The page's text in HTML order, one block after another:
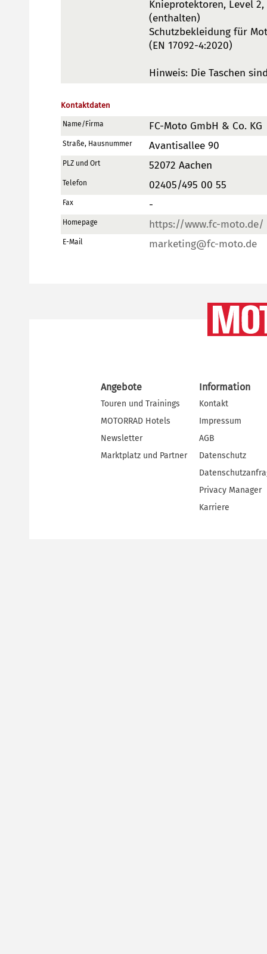
Knieprotektoren, Level 2,
(enthalten)
Schutzbekleidung für
(EN 17092-4:2020)
Hinweis: Die Taschen
Kontaktdaten
Name/Firma FC-Moto GmbH & Co. KG
Straße, Hausnummer Avantisallee 90
PLZ und Ort 52072 Aachen
Telefon 02405/495 00 55
Fax -
Homepage https://www.fc-moto.de/
E-Mail marketing@fc-moto.de
Angebote
Touren und Trainings
MOTORRAD Hotels
Newsletter
Marktplatz und Partner
Information
Kontakt
Impressum
AGB
Datenschutz
Privacy Manager
Karriere